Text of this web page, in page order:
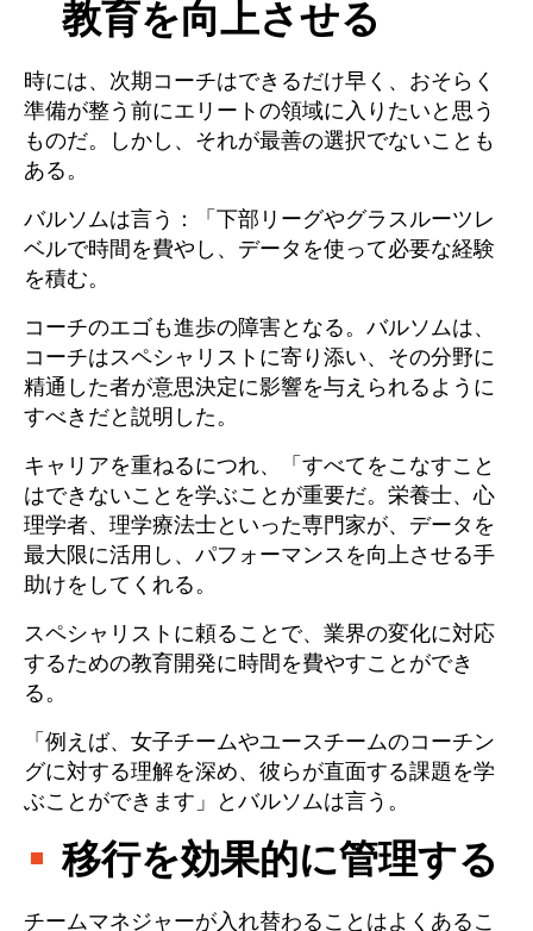
教育を向上させる
時には、次期コーチはできるだけ早く、おそらく
準備が整う前にエリートの領域に入りたいと思う
ものだ。しかし、それが最善の選択でないことも
ある。
バルソムは言う：「下部リーグやグラスルーツレ
ベルで時間を費やし、データを使って必要な経験
を積む。
コーチのエゴも進歩の障害となる。バルソムは、
コーチはスペシャリストに寄り添い、その分野に
精通した者が意思決定に影響を与えられるように
すべきだと説明した。
キャリアを重ねるにつれ、「すべてをこなすこと
はできないことを学ぶことが重要だ。栄養士、心
理学者、理学療法士といった専門家が、データを
最大限に活用し、パフォーマンスを向上させる手
助けをしてくれる。
スペシャリストに頼ることで、業界の変化に対応
するための教育開発に時間を費やすことができ
る。
「例えば、女子チームやユースチームのコーチン
グに対する理解を深め、彼らが直面する課題を学
ぶことができます」とバルソムは言う。
移行を効果的に管理する
チームマネジャーが入れ替わることはよくあるこ